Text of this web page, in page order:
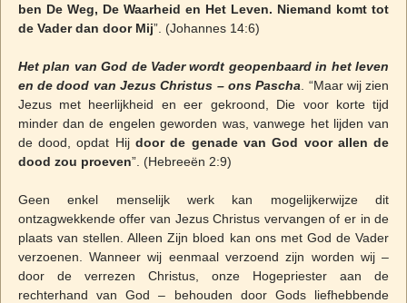
ben De Weg, De Waarheid en Het Leven. Niemand komt tot
de Vader dan door Mij”. (Johannes 14:6)
Het plan van God de Vader wordt geopenbaard in het leven
en de dood van Jezus Christus – ons Pascha . “Maar wij zien
Jezus met heerlijkheid en eer gekroond, Die voor korte tijd
minder dan de engelen geworden was, vanwege het lijden van
de dood, opdat Hij door de genade van God voor allen de
dood zou proeven”. (Hebreeën 2:9)
Geen enkel menselijk werk kan mogelijkerwijze dit
ontzagwekkende offer van Jezus Christus vervangen of er in de
plaats van stellen. Alleen Zijn bloed kan ons met God de Vader
verzoenen. Wanneer wij eenmaal verzoend zijn worden wij –
door de verrezen Christus, onze Hogepriester aan de
rechterhand van God – behouden door Gods liefhebbende